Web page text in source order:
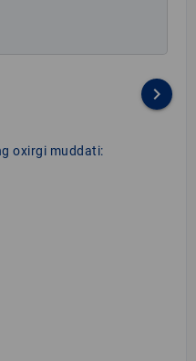
keyboard_arrow_right
oxirgi muddati: